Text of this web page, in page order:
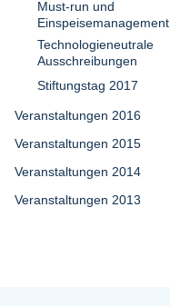
Must-run und
Einspeisemanagement
Technologieneutrale
Ausschreibungen
Stiftungstag 2017
Veranstaltungen 2016
Veranstaltungen 2015
Veranstaltungen 2014
Veranstaltungen 2013